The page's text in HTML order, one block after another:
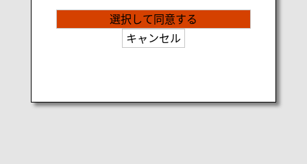
選択して同意する
キャンセル